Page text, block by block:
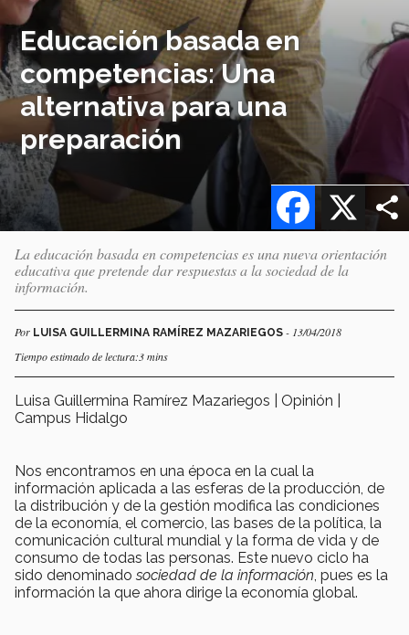
Educación basada en
competencias: Una
alternativa para una
preparación
X
Facebook
La educación basada en competencias es una nueva orientación
educativa que pretende dar respuestas a la sociedad de la
información.
Por LUISA GUILLERMINA RAMÍREZ MAZARIEGOS - 13/04/2018
Tiempo estimado de lectura:3 mins
Luisa Guillermina Ramírez Mazariegos | Opinión |
Campus Hidalgo
Nos encontramos en una época en la cual la
información aplicada a las esferas de la producción, de
la distribución y de la gestión modifica las condiciones
de la economía, el comercio, las bases de la política, la
comunicación cultural mundial y la forma de vida y de
consumo de todas las personas. Este nuevo ciclo ha
sido denominadosociedad de la información , pues es la
información la que ahora dirige la economía global.